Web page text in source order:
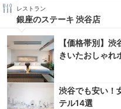
レストラン
銀座のステーキ 渋谷店
【価格帯別】
きいたおしゃれ
渋谷でも安い！
テル14選